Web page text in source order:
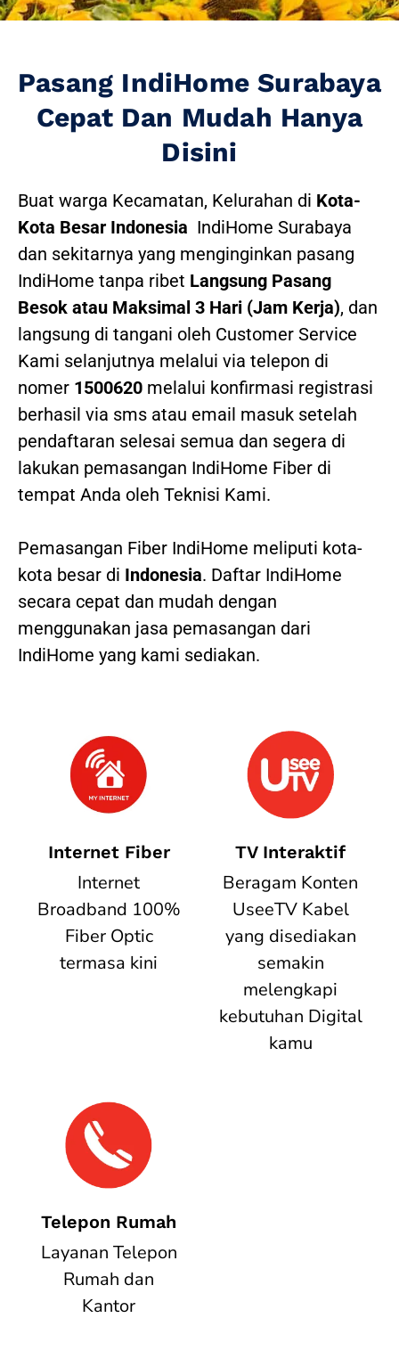
Pasang IndiHome Surabaya
Cepat Dan Mudah Hanya
Disini
Buat warga Kecamatan, Kelurahan di Kota-
Kota Besar Indonesia IndiHome Surabaya
dan sekitarnya yang menginginkan pasang
IndiHome tanpa ribet Langsung Pasang
Besok atau Maksimal 3 Hari (Jam Kerja), dan
langsung di tangani oleh Customer Service
Kami selanjutnya melalui via telepon di
nomer 1500620 melalui konfirmasi registrasi
berhasil via sms atau email masuk setelah
pendaftaran selesai semua dan segera di
lakukan pemasangan IndiHome Fiber di
tempat Anda oleh Teknisi Kami.
Pemasangan Fiber IndiHome meliputi kota-
kota besar di Indonesia. Daftar IndiHome
secara cepat dan mudah dengan
menggunakan jasa pemasangan dari
IndiHome yang kami sediakan.
Internet Fiber
Internet
Broadband 100%
Fiber Optic
termasa kini
TV Interaktif
Beragam Konten
UseeTV Kabel
yang disediakan
semakin
melengkapi
kebutuhan Digital
kamu
Telepon Rumah
Layanan Telepon
Rumah dan
Kantor